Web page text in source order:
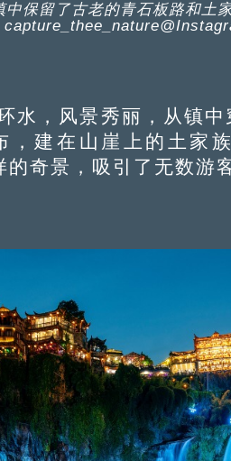
保留了古老的青石板路和土
，风景秀丽，从镇中
，建在山崖上的土家
奇景，吸引了无数游